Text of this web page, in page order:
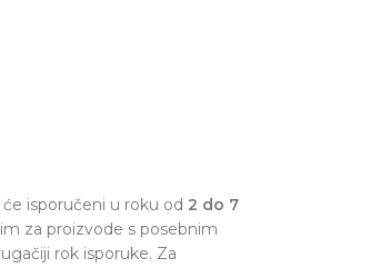
isporučeni u roku od 2 do 7
za proizvode s posebnim
rok isporuke. Za